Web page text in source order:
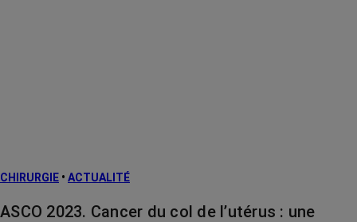
CHIRURGIE • ACTUALITÉ
ASCO 2023. Cancer du col de l’utérus : une